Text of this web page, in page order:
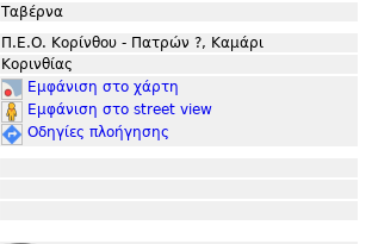
Ταβέρνα
Π.Ε.Ο. Κορίνθου - Πατρών ?, Καμάρι
Κορινθίας
Εμφάνιση στο χάρτη
Εμφάνιση στο street view
Οδηγίες πλοήγησης